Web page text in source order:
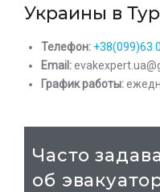
Украины в
Телефон: +38(099)63
Email:
График работы:
Часто
об